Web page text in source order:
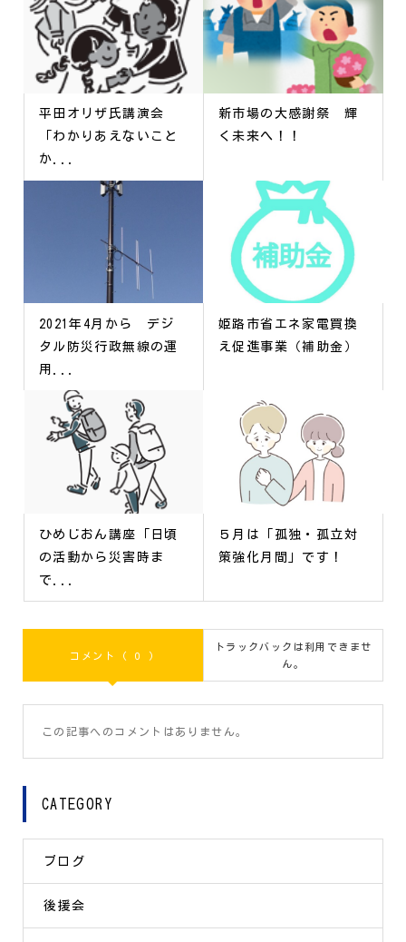
平田オリザ氏講演会
「わかりあえないこと
か...
新市場の大感謝祭 輝
く未来へ！！
2021年4月から デジ
タル防災行政無線の運
用...
姫路市省エネ家電買換
え促進事業（補助金）
ひめじおん講座「日頃
の活動から災害時ま
で...
５月は「孤独・孤立対
策強化月間」です！
コメント ( 0 )
トラックバックは利用できませ
ん。
この記事へのコメントはありません。
CATEGORY
ブログ
後援会